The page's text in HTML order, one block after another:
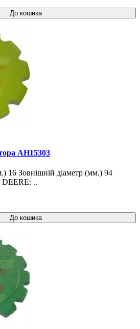
До кошика
AH15303
16 Зовнішній діаметр (мм.) 94
DEERE: ..
До кошика